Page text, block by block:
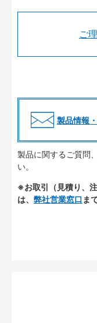
ご
製品情報
製品に関するご質問
い。
※お取引（見積り、
は、 弊社営業窓口 ま